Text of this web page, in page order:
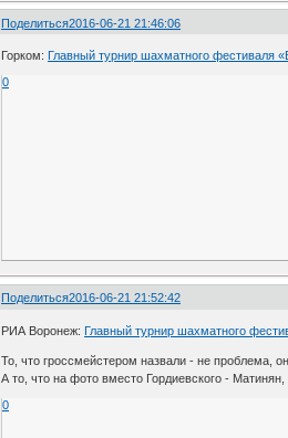
Поделиться2016-06-21 21:46:06
Горком: Главный турнир шахматного фестиваля
0
Поделиться2016-06-21 21:52:42
РИА Воронеж: Главный турнир шахматного
То, что гроссмейстером назвали - не проблема,
А то, что на фото вместо Гордиевского -
0